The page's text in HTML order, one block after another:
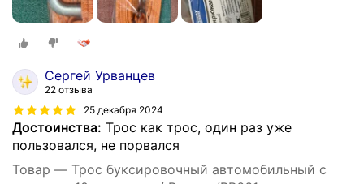
Сергей Урванцев
22 отзыва
25 декабря 2024
Достоинства: Трос как трос, один раз уже
пользовался, не порвался
Товар — Трос буксировочный автомобильный с